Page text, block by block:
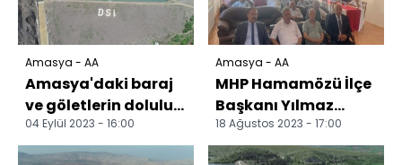
Amasya - AA
Amasya'daki baraj
ve göletlerin doluluk
oranı yüzde 35,7'ye
düştü
04 Eylül 2023 - 16:00
Amasya - AA
MHP Hamamözü İlçe
Başkanı Yılmaz
güven tazeledi
18 Ağustos 2023 - 17:00